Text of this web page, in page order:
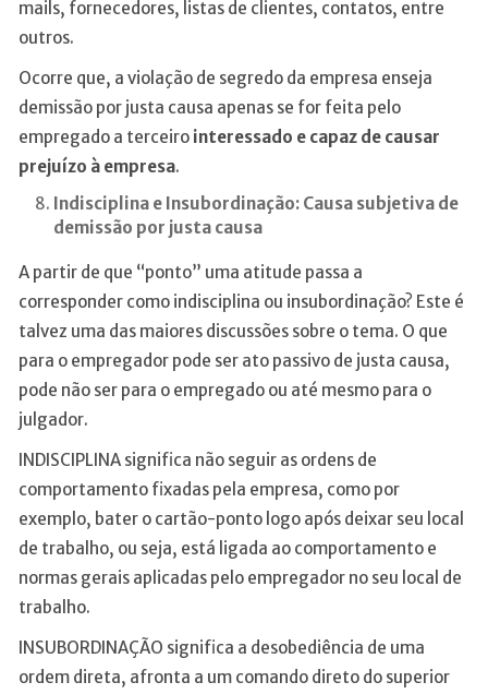
mails, fornecedores, listas de clientes, contatos, entre
outros.
Ocorre que, a violação de segredo da empresa enseja
demissão por justa causa apenas se for feita pelo
empregado a terceiro interessado e capaz de causar
prejuízo à empresa.
Indisciplina e Insubordinação: Causa subjetiva de
demissão por justa causa
A partir de que “ponto” uma atitude passa a
corresponder como indisciplina ou insubordinação? Este é
talvez uma das maiores discussões sobre o tema. O que
para o empregador pode ser ato passivo de justa causa,
pode não ser para o empregado ou até mesmo para o
julgador.
INDISCIPLINA significa não seguir as ordens de
comportamento fixadas pela empresa, como por
exemplo, bater o cartão-ponto logo após deixar seu local
de trabalho, ou seja, está ligada ao comportamento e
normas gerais aplicadas pelo empregador no seu local de
trabalho.
INSUBORDINAÇÃO significa a desobediência de uma
ordem direta, afronta a um comando direto do superior